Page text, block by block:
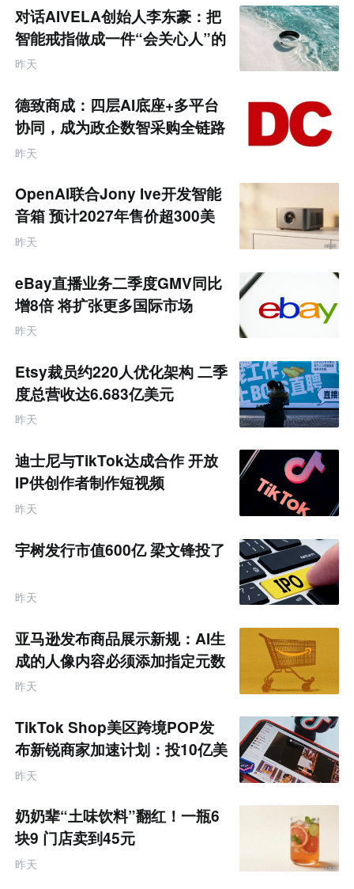
来
零
售
跨
境
商
产
业
互
联
网
对话AIVELA创始人李东豪：把
智能戒指做成一件“会关心人”的
饰品
昨天
德致商成：四层AI底座+多平台
协同，成为政企数智采购全链路
服务商
昨天
OpenAI联合Jony Ive开发智能
音箱 预计2027年售价超300美
元
昨天
eBay直播业务二季度GMV同比
增8倍 将扩张更多国际市场
昨天
Etsy裁员约220人优化架构 二季
度总营收达6.683亿美元
昨天
迪士尼与TikTok达成合作 开放
IP供创作者制作短视频
昨天
宇树发行市值600亿 梁文锋投了
昨天
亚马逊发布商品展示新规：AI生
成的人像内容必须添加指定元数
据
昨天
TikTok Shop美区跨境POP发
布新锐商家加速计划：投10亿美
金资源帮扶四类商家
昨天
奶奶辈“土味饮料”翻红！一瓶6
块9 门店卖到45元
昨天